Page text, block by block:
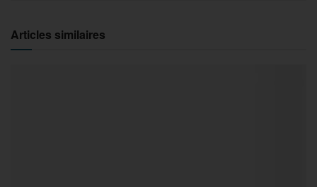
Articles similaires